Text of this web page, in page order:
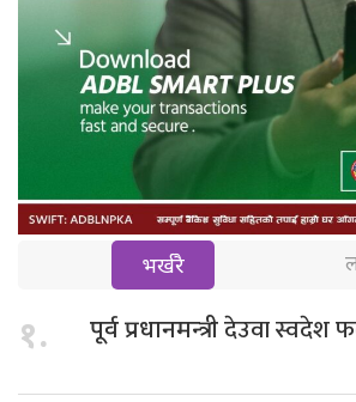
भर्खरै
१. पूर्व प्रधानमन्त्रीदेउवा स्वदेश